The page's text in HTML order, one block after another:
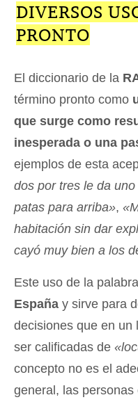
DIVERSOS
PRONTO
El diccionario de la
término pronto como
que surge como
inesperada o una
ejemplos de esta
dos por tres le da
patas para arriba»,
habitación sin dar
cayó muy bien a los
Este uso de la
España y sirve para
decisiones que en un
ser calificadas de
concepto no es el
general, las